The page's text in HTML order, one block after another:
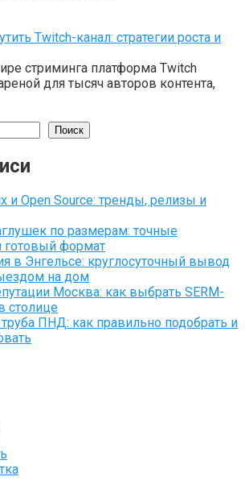
Twitch-канал: стратегии роста и
стриминга платформа Twitch
для тысяч авторов контента,
Поиск
и Open Source: тренды, релизы и
по размерам: точные
готовый формат
в Энгельсе: круглосуточный вывод
на дом
Москва: как выбрать SERM-
столице
труба ПНД: как правильно подобрать и